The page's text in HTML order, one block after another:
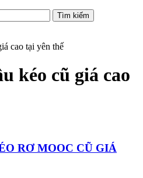
cao tại yên thế
kéo cũ giá cao
RƠ MOOC CŨ GIÁ